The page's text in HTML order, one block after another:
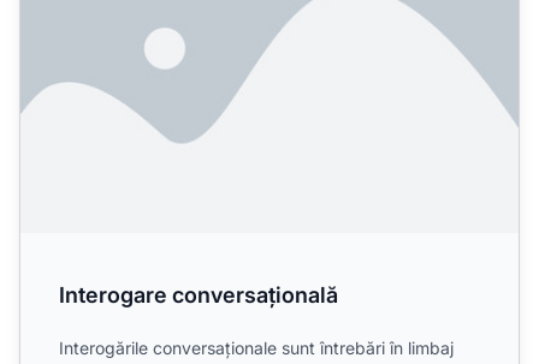
Interogare conversațională
Interogările conversaționale sunt întrebări în limbaj